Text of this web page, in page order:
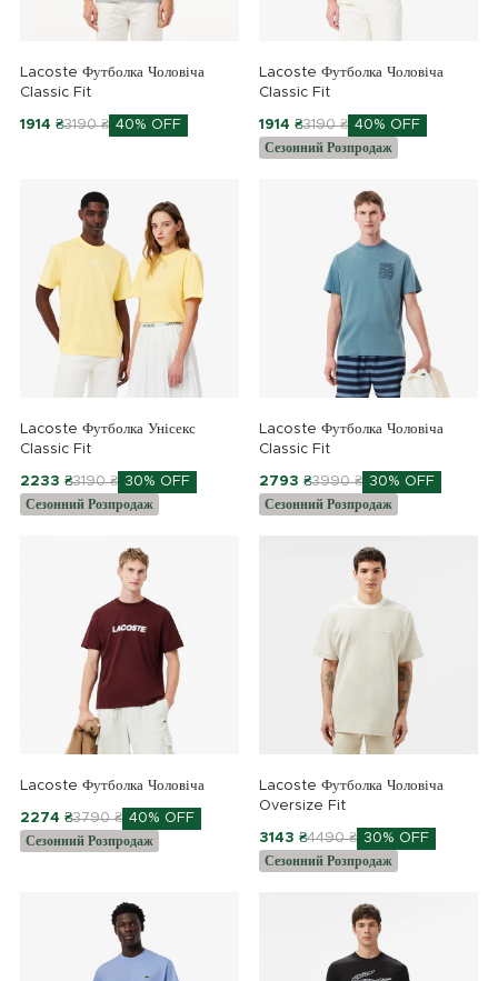
Lacoste Футболка Чоловіча
Classic Fit
1914 ₴3190 ₴ 40% OFF
Lacoste Футболка Чоловіча
Classic Fit
1914 ₴3190 ₴ 40% OFF
Сезонний Розпродаж
Lacoste Футболка Унісекс
Classic Fit
2233 ₴3190 ₴ 30% OFF
Сезонний Розпродаж
Lacoste Футболка Чоловіча
Classic Fit
2793 ₴3990 ₴ 30% OFF
Сезонний Розпродаж
Lacoste Футболка Чоловіча
2274 ₴3790 ₴ 40% OFF
Сезонний Розпродаж
Lacoste Футболка Чоловіча
Oversize Fit
3143 ₴4490 ₴ 30% OFF
Сезонний Розпродаж